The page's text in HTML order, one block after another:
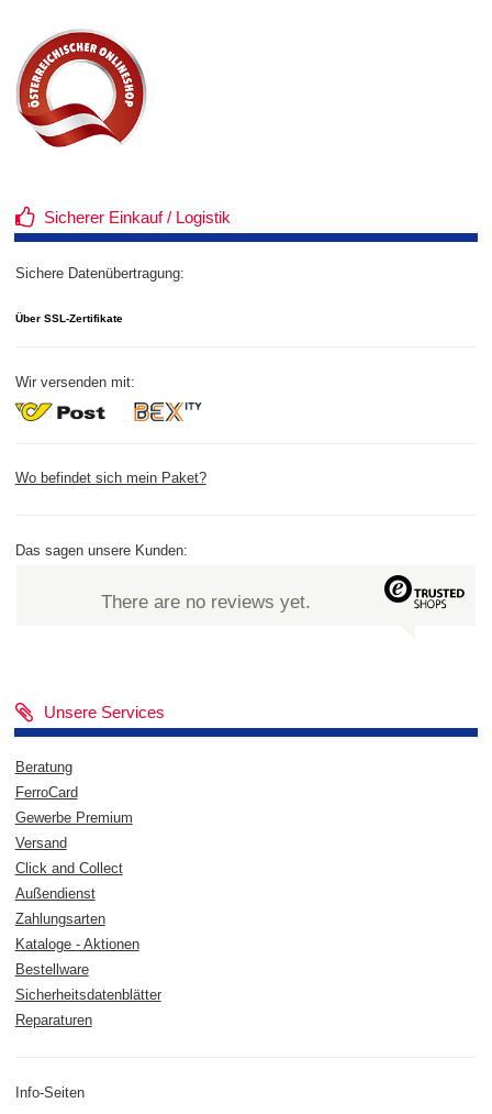
Sicherer Einkauf / Logistik
Sichere Datenübertragung:
Über SSL-Zertifikate
Wir versenden mit:
Wo befindet sich mein Paket?
Das sagen unsere Kunden:
There are no reviews yet.
Unsere Services
Beratung
FerroCard
Gewerbe Premium
Versand
Click and Collect
Außendienst
Zahlungsarten
Kataloge - Aktionen
Bestellware
Sicherheitsdatenblätter
Reparaturen
Info-Seiten